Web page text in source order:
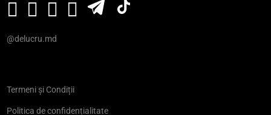
@delucru.md
Termeni și Condiții
Politica de confidențialitate